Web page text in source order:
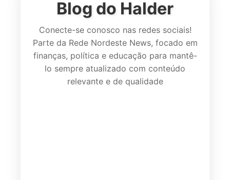
Blog do Halder
Conecte-se conosco nas redes sociais!
Parte da Rede Nordeste News, focado em
finanças, política e educação para mantê-
lo sempre atualizado com conteúdo
relevante e de qualidade